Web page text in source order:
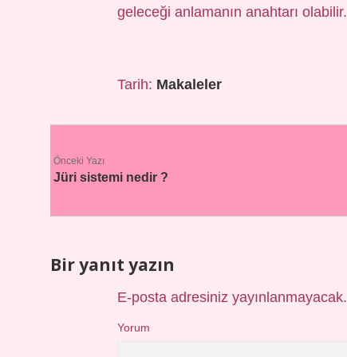
geleceği anlamanın anahtarı olabilir.
Tarih: Makaleler
Önceki Yazı
Jüri sistemi nedir ?
Bir yanıt yazın
E-posta adresiniz yayınlanmayacak.
Yorum